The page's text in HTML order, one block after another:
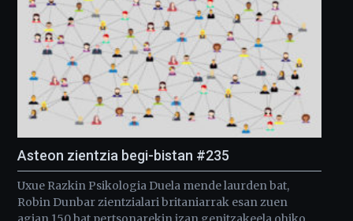
Asteon zientzia begi-bistan #235
Uxue Razkin Psikologia Duela mende laurden bat,
Robin Dunbar zientzialari britaniarrak esan zuen